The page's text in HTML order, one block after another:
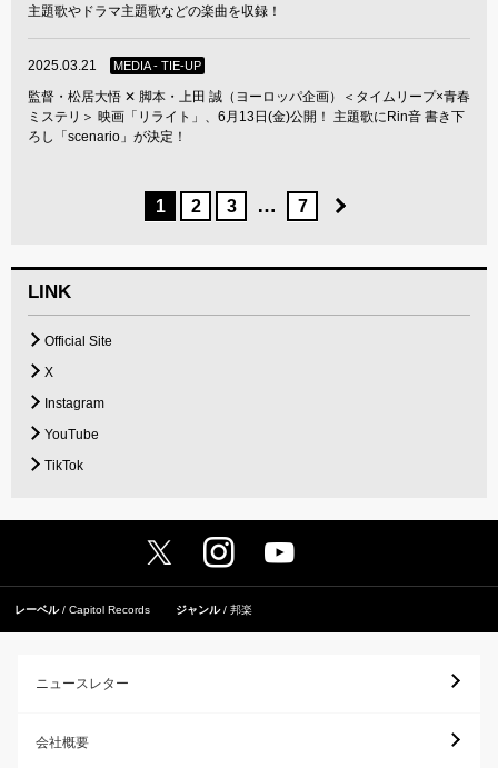
主題歌やドラマ主題歌などの楽曲を収録！
2025.03.21 MEDIA - TIE-UP
監督・松居大悟 ✕ 脚本・上田 誠（ヨーロッパ企画）＜タイムリープ×青春
ミステリ＞ 映画「リライト」、6月13日(金)公開！ 主題歌にRin音 書き下
ろし「scenario」が決定！
1 2 3 … 7
LINK
Official Site
X
Instagram
YouTube
TikTok
レーベル Capitol Records ジャンル 邦楽
ニュースレター
会社概要